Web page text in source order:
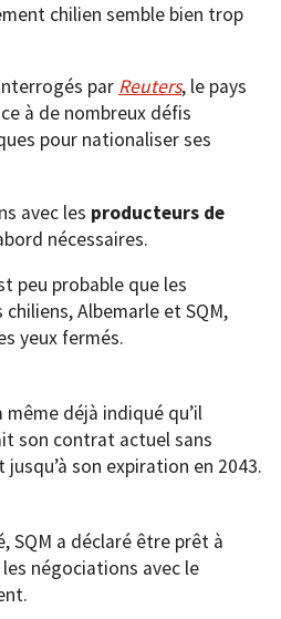
chilien semble bien trop
par Reuters, le pays
à de nombreux défis
pour nationaliser ses
avec les producteurs de
nécessaires.
peu probable que les
Albemarle et SQM,
yeux fermés.
même déjà indiqué qu’il
son contrat actuel sans
jusqu’à son expiration en 2043.
SQM a déclaré être prêt à
négociations avec le